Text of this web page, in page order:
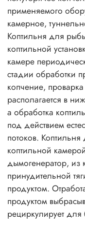
применяемого
камерное,
Коптильня для
коптильной
камере
стадии обработки
копчение,
располагается в
а обработка
под действием
потоков.
коптильной
дымогенератор, из
принудительной
продуктом.
продуктом
рециркулирует